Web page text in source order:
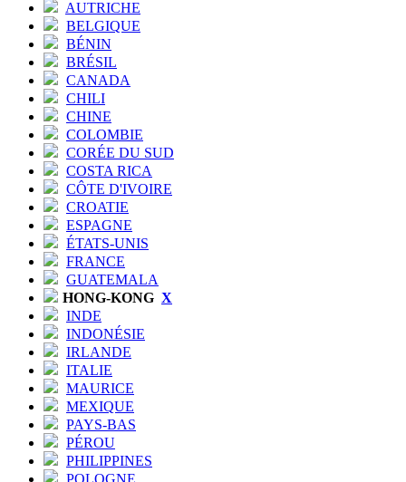
AUTRICHE
BELGIQUE
BÉNIN
BRÉSIL
CANADA
CHILI
CHINE
COLOMBIE
CORÉE DU SUD
COSTA RICA
CÔTE D'IVOIRE
CROATIE
ESPAGNE
ÉTATS-UNIS
FRANCE
GUATEMALA
HONG-KONG X
INDE
INDONÉSIE
IRLANDE
ITALIE
MAURICE
MEXIQUE
PAYS-BAS
PÉROU
PHILIPPINES
POLOGNE